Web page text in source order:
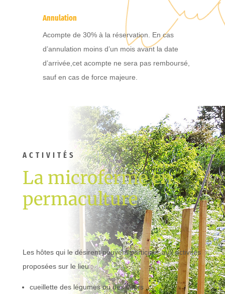
Annulation
Acompte de 30% à la réservation. En cas
d’annulation moins d’un mois avant la date
d’arrivée,cet acompte ne sera pas remboursé,
sauf en cas de force majeure.
ACTIVITÉS
La microferme en
permaculture
Les hôtes qui le désirent peuvent participer aux activités
proposées sur le lieu :
cueillette des légumes ou des fleurs